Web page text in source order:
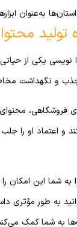
به‌عنوان
تولید
نویسی یکی از
و نگهداشت
فروشگاهی،
و اعتماد او را
به شما این امکان
به طور مؤثری
به شما کمک